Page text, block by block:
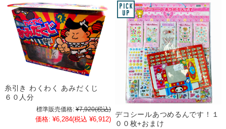
糸引き わくわく あみだくじ
６０人分
標準販売価格: ¥7,920(税込)
価格: ¥6,284(税込 ¥6,912)
デコシールあつめるんです！１
００枚+おまけ